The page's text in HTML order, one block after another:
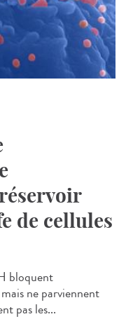
de cellules
bloquent
ne parviennent
pas les...